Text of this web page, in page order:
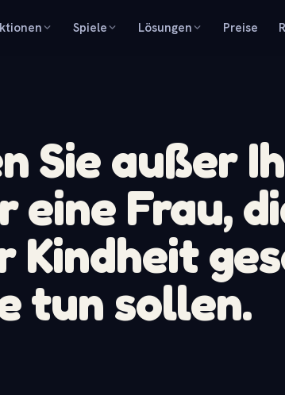
Spiele Lösungen Preise
Sie außer
eine Frau,
Kindheit
tun sollen.